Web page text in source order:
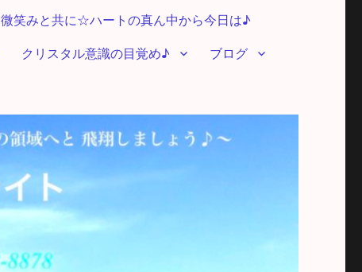
微笑みと共に☆ハートの真ん中から今日は♪
クリスタル意識の目覚め♪ ブログ